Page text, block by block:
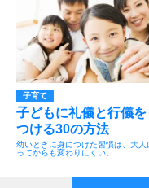
子育て
子どもに礼儀と行儀を
つける30の方法
幼いときに身につけた習慣は、大人
ってからも変わりにくい。